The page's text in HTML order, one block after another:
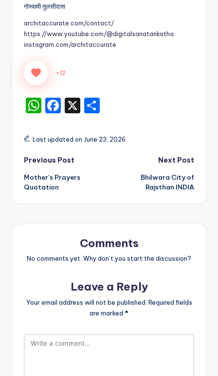
गोस्वामी तुलसीदास
architaccurate.com/contact/
https://www.youtube.com/@digitalsanatankatha
instagram.com/architaccurate
+12
W
a
ts
A
p
p
F
c
e
b
o
o
X
ar
Last updated on June 23, 2026
Post
navigation
Previous Post
Mother’s Prayers
Quotation
Next Post
Bhilwara City of
Rajsthan INDIA
Comments
No comments yet. Why don’t you start the discussion?
Leave a Reply
Your email address will not be published. Required fields
are marked *